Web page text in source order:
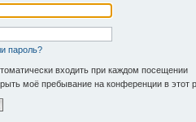
пароль?
входить при каждом посещении
моё пребывание на конференции в этот